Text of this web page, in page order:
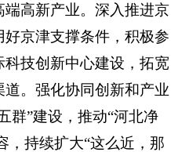
高新产业。深入推进京
京津支撑条件，积极参
技创新中心建设，拓宽
。强化协同创新和产业
群”建设，推动“河北净
，持续扩大“这么近，那